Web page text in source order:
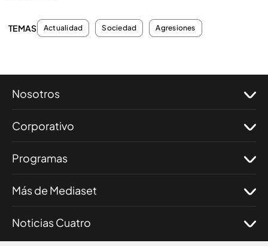
TEMAS Actualidad Sociedad Agresiones
Nosotros
Corporativo
Programas
Más de Mediaset
Noticias Cuatro